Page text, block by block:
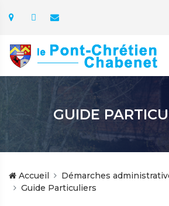
GUIDE
Accueil
Démarches
Guide Particuliers